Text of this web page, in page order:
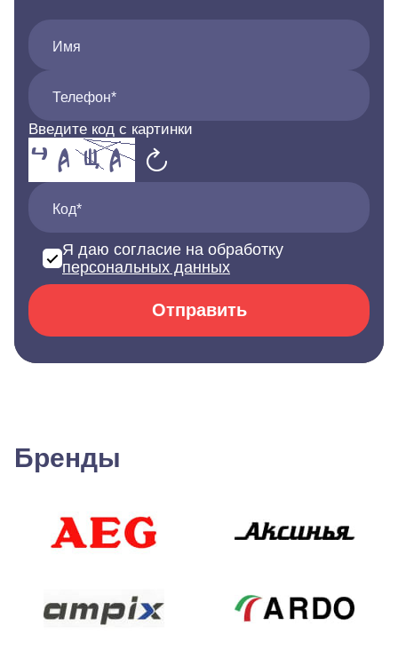
Имя
Телефон*
Введите код с картинки
Код*
Я даю согласие на обработку
персональных данных
Отправить
Бренды